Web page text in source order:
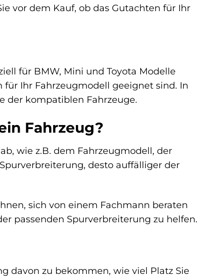
vor dem Kauf, ob das Gutachten für Ihr
für BMW, Mini und Toyota Modelle
Ihr Fahrzeugmodell geeignet sind. In
der kompatiblen Fahrzeuge.
Fahrzeug?
wie z.B. dem Fahrzeugmodell, der
desto auffälliger der
sich von einem Fachmann beraten
passenden Spurverbreiterung zu helfen.
davon zu bekommen, wie viel Platz Sie